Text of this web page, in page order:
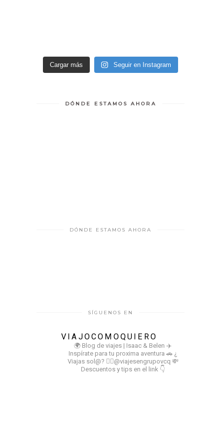
Cargar más Seguir en Instagram
DÓNDE ESTAMOS AHORA
DÓNDE ESTAMOS AHORA
SÍGUENOS EN
VIAJOCOMOQUIERO
🌍 Blog de viajes | Isaac & Belen ✈️
Inspírate para tu proxima aventura 🚗 ¿
Viajas sol@? 👉🏻@viajesengrupovcq 💸
Descuentos y tips en el link 👇